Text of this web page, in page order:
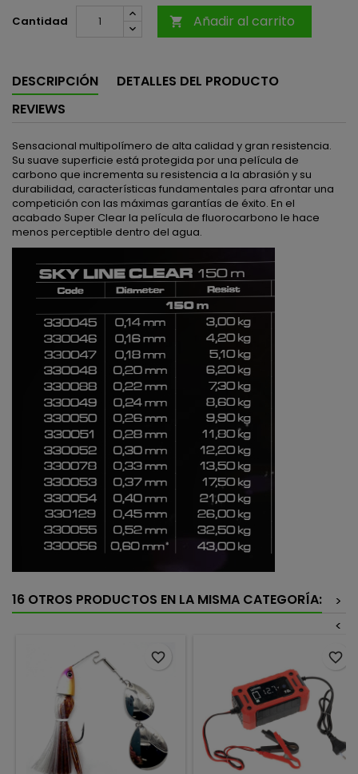
Cantidad  Añadir al carrito
DESCRIPCIÓN
DETALLES DEL PRODUCTO
REVIEWS
Sensacional multipolímero de alta calidad y gran resistencia.
Su suave superficie está protegida por una película de
carbono que incrementa su resistencia a la abrasión y su
durabilidad, características fundamentales para afrontar una
competición con las máximas garantías de éxito. En el
acabado Super Clear la película de fluorocarbono le hace
menos perceptible dentro del agua.
16 OTROS PRODUCTOS EN LA MISMA CATEGORÍA:
>
<
favorite_border favorite_border